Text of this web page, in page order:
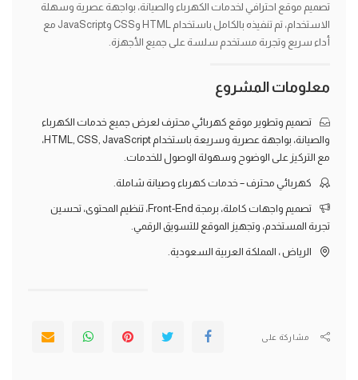
تصميم موقع احترافي لخدمات الكهرباء والصيانة، بواجهة عصرية وسهلة
الاستخدام، تم تنفيذه بالكامل باستخدام HTML وCSS وJavaScript مع
أداء سريع وتجربة مستخدم سلسة على جميع الأجهزة.
معلومات المشروع
تصميم وتطوير موقع كهربائي محترف لعرض جميع خدمات الكهرباء
والصيانة، بواجهة عصرية وسريعة باستخدام HTML, CSS, JavaScript،
مع التركيز على الوضوح وسهولة الوصول للخدمات.
كهربائي محترف – خدمات كهرباء وصيانة شاملة.
تصميم واجهات كاملة، برمجة Front-End، تنظيم المحتوى، تحسين
تجربة المستخدم، وتجهيز الموقع للتسويق الرقمي.
الرياض ، المملكة العربية السعودية.
مشاركة على